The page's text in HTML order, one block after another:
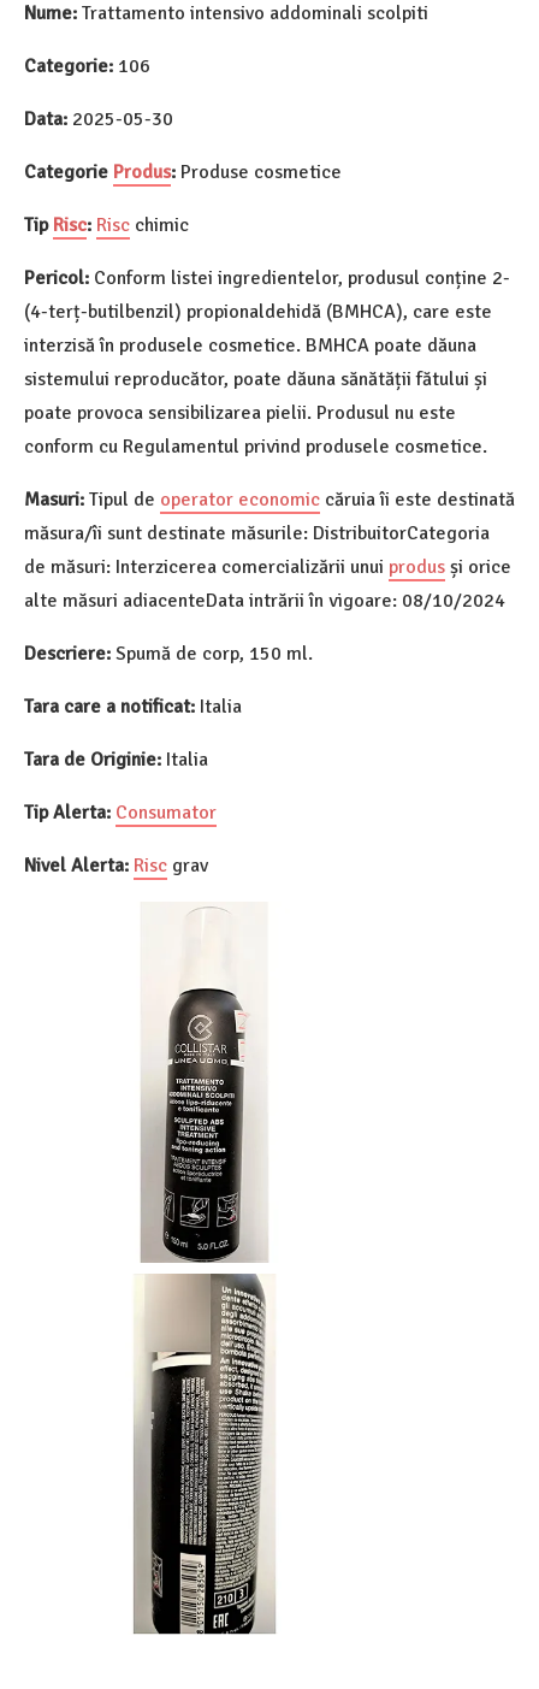
Nume: Trattamento intensivo addominali scolpiti
Categorie: 106
Data: 2025-05-30
Categorie Produs: Produse cosmetice
Tip Risc: Risc chimic
Pericol: Conform listei ingredientelor, produsul conține 2-
(4-terț-butilbenzil) propionaldehidă (BMHCA), care este
interzisă în produsele cosmetice. BMHCA poate dăuna
sistemului reproducător, poate dăuna sănătății fătului și
poate provoca sensibilizarea pielii. Produsul nu este
conform cu Regulamentul privind produsele cosmetice.
Masuri: Tipul de operator economic căruia îi este destinată
măsura/îi sunt destinate măsurile: DistribuitorCategoria
de măsuri: Interzicerea comercializării unui produs și orice
alte măsuri adiacenteData intrării în vigoare: 08/10/2024
Descriere: Spumă de corp, 150 ml.
Tara care a notificat: Italia
Tara de Originie: Italia
Tip Alerta: Consumator
Nivel Alerta: Risc grav